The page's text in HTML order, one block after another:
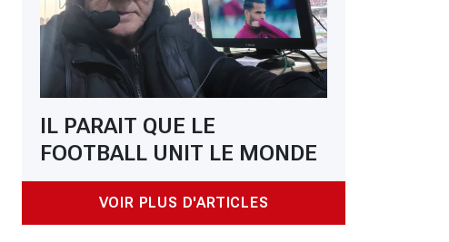
IL PARAIT QUE LE
FOOTBALL UNIT LE MONDE
VOIR PLUS D'ARTICLES